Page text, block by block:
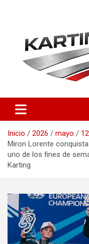
Karting
Karting en
Toda la actualidad del
del CEK, FIA Karting,
técnicas. Actualizado a
Inicio
2026 mayo
12
Miron Lorente
uno de los fines de
Karting